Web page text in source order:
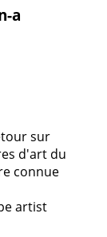
a
sur
d'art du
connue
artist